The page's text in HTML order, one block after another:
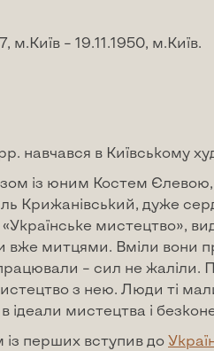
м.Київ – 19.11.1950, м.Київ.
навчався в Київському
із юним Костем
Крижанівський, дуже
мистецтво»,
вже митцями. Вміли вони
– сил не
з нею. Люди ті
ідеали мистецтва і
із перших вступив до